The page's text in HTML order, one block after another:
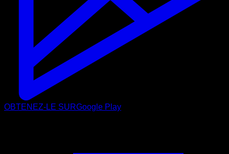
OBTENEZ-LE SURGoogle Play